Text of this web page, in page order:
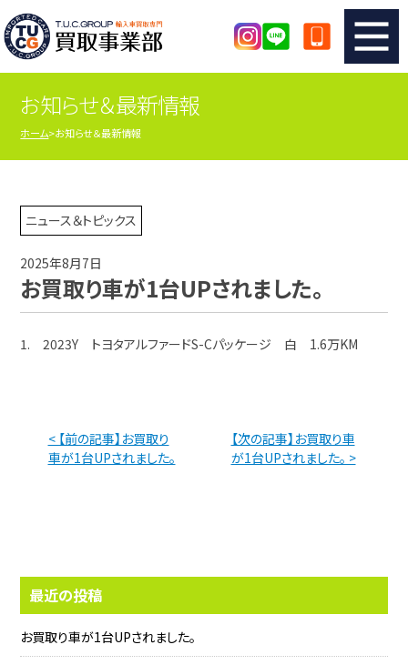
TUCのカンタン査定
査定の注意事項 メーカー別査定フォーム
TUCの買取実績
店舗紹介
お知らせ＆最新情報
ホーム お知らせ＆最新情報
ニュース＆トピックス
2025年8月7日
お買取り車が1台UPされました。
1. 2023Y トヨタアルファードS-Cパッケージ 白 1.6万KM
< 【前の記事】お買取り
車が1台UPされました。
【次の記事】お買取り車
が1台UPされました。 >
最近の投稿
お買取り車が1台UPされました。